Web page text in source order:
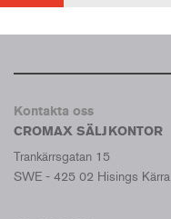
Kontakta oss
CROMAX SÄLJKONTOR
Trankärrsgatan 15
SWE - 425 02 Hisings Kärra